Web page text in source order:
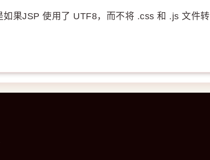
果JSP 使用了 UTF8，而不将 .css 和 .js 文件转